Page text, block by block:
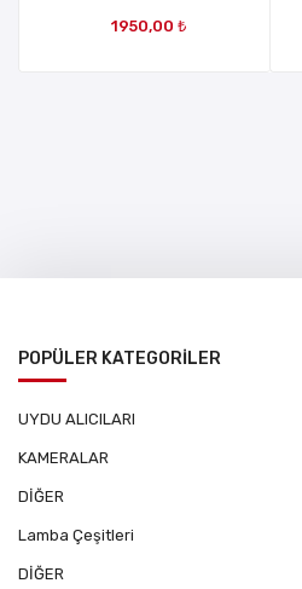
1950,00 ₺
POPÜLER KATEGORİLER
UYDU ALICILARI
KAMERALAR
DİĞER
Lamba Çeşitleri
DİĞER